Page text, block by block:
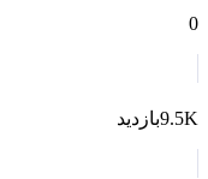
0
9.5Kبازدید